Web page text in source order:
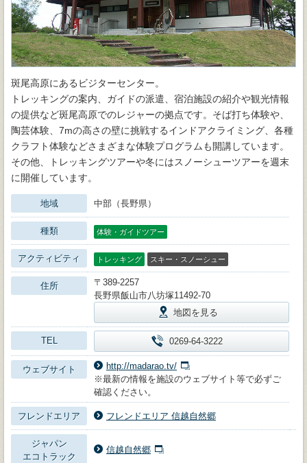
斑尾高原にあるビジターセンター。
トレッキングの案内、ガイドの派遣、宿泊施設の紹介や観光情報
の提供など斑尾高原でのレジャーの拠点です。そば打ち体験や、
陶芸体験、7mの高さの壁に挑戦するインドアクライミング、各種
クラフト体験などさまざまな体験プログラムも開講しています。
その他、トレッキングツアーや冬にはスノーシューツアーを週末
に開催しています。
地域 中部（長野県）
種類 体験・ガイドツアー
アクティビティ トレッキング スキー・スノーシュー
住所
〒389-2257
長野県飯山市八坊塚11492-70
地図を見る
TEL 0269-64-3222
ウェブサイト
http://madarao.tv/
※最新の情報を施設のウェブサイト等で必ずご
確認ください。
フレンドエリア フレンドエリア 信越自然郷
ジャパン
エコトラック
信越自然郷